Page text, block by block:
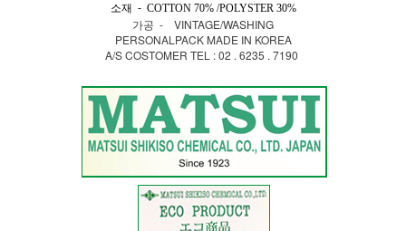
소재 - COTTON 70% /POLYSTER 30%
가공 - VINTAGE/WASHING
PERSONALPACK MADE IN KOREA
A/S COSTOMER TEL : 02 . 6235 . 7190